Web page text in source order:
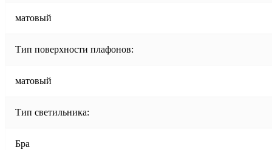
матовый
Тип поверхности плафонов:
матовый
Тип светильника:
Бра